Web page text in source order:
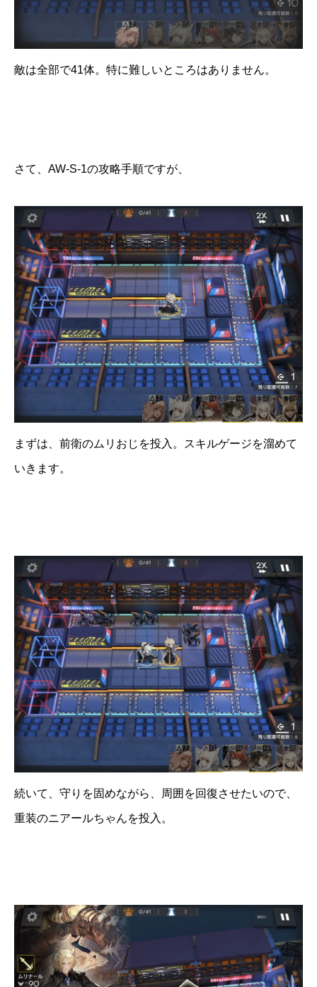
敵は全部で41体。特に難しいところはありません。
さて、AW-S-1の攻略手順ですが、
まずは、前衛のムリおじを投入。スキルゲージを溜めて
いきます。
続いて、守りを固めながら、周囲を回復させたいので、
重装のニアールちゃんを投入。